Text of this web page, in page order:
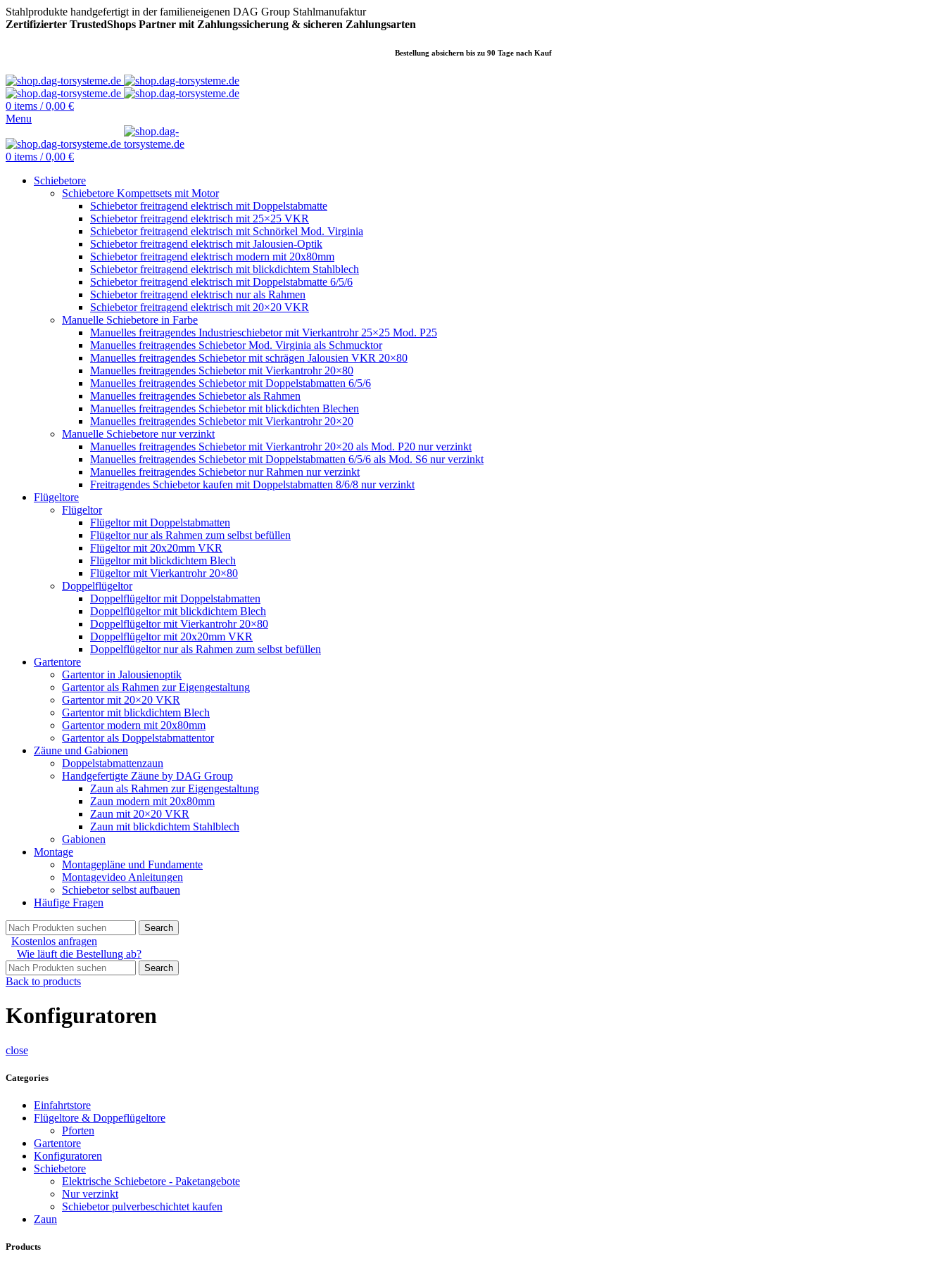
Stahlprodukte handgefertigt in der familieneigenen DAG Group Stahlmanufaktur
Zertifizierter TrustedShops Partner mit Zahlungssicherung & sicheren Zahlungsarten
Bestellung absichern bis zu 90 Tage nach Kauf
0 items / 0,00 €
Menu
0 items / 0,00 €
Schiebetore
Schiebetore Kompettsets mit Motor
Schiebetor freitragend elektrisch mit Doppelstabmatte
Schiebetor freitragend elektrisch mit 25×25 VKR
Schiebetor freitragend elektrisch mit Schnörkel Mod. Virginia
Schiebetor freitragend elektrisch mit Jalousien-Optik
Schiebetor freitragend elektrisch modern mit 20x80mm
Schiebetor freitragend elektrisch mit blickdichtem Stahlblech
Schiebetor freitragend elektrisch mit Doppelstabmatte 6/5/6
Schiebetor freitragend elektrisch nur als Rahmen
Schiebetor freitragend elektrisch mit 20×20 VKR
Manuelle Schiebetore in Farbe
Manuelles freitragendes Industrieschiebetor mit Vierkantrohr 25×25 Mod. P25
Manuelles freitragendes Schiebetor Mod. Virginia als Schmucktor
Manuelles freitragendes Schiebetor mit schrägen Jalousien VKR 20×80
Manuelles freitragendes Schiebetor mit Vierkantrohr 20×80
Manuelles freitragendes Schiebetor mit Doppelstabmatten 6/5/6
Manuelles freitragendes Schiebetor als Rahmen
Manuelles freitragendes Schiebetor mit blickdichten Blechen
Manuelles freitragendes Schiebetor mit Vierkantrohr 20×20
Manuelle Schiebetore nur verzinkt
Manuelles freitragendes Schiebetor mit Vierkantrohr 20×20 als Mod. P20 nur verzinkt
Manuelles freitragendes Schiebetor mit Doppelstabmatten 6/5/6 als Mod. S6 nur verzinkt
Manuelles freitragendes Schiebetor nur Rahmen nur verzinkt
Freitragendes Schiebetor kaufen mit Doppelstabmatten 8/6/8 nur verzinkt
Flügeltore
Flügeltor
Flügeltor mit Doppelstabmatten
Flügeltor nur als Rahmen zum selbst befüllen
Flügeltor mit 20x20mm VKR
Flügeltor mit blickdichtem Blech
Flügeltor mit Vierkantrohr 20×80
Doppelflügeltor
Doppelflügeltor mit Doppelstabmatten
Doppelflügeltor mit blickdichtem Blech
Doppelflügeltor mit Vierkantrohr 20×80
Doppelflügeltor mit 20x20mm VKR
Doppelflügeltor nur als Rahmen zum selbst befüllen
Gartentore
Gartentor in Jalousienoptik
Gartentor als Rahmen zur Eigengestaltung
Gartentor mit 20×20 VKR
Gartentor mit blickdichtem Blech
Gartentor modern mit 20x80mm
Gartentor als Doppelstabmattentor
Zäune und Gabionen
Doppelstabmattenzaun
Handgefertigte Zäune by DAG Group
Zaun als Rahmen zur Eigengestaltung
Zaun modern mit 20x80mm
Zaun mit 20×20 VKR
Zaun mit blickdichtem Stahlblech
Gabionen
Montage
Montagepläne und Fundamente
Montagevideo Anleitungen
Schiebetor selbst aufbauen
Häufige Fragen
Search
Kostenlos anfragen
Wie läuft die Bestellung ab?
Search
Back to products
Konfiguratoren
close
Categories
Einfahrtstore
Flügeltore & Doppeflügeltore
Pforten
Gartentore
Konfiguratoren
Schiebetore
Elektrische Schiebetore - Paketangebote
Nur verzinkt
Schiebetor pulverbeschichtet kaufen
Zaun
Products